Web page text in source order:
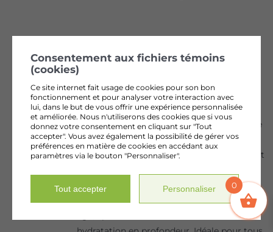
huile de pépins d’argousier
52,00 $
Notre huile de pépin d'argousier biologique
est extraite de fruits cultivés au Québec.
Riche en acides gras essentiels, vitamines et
bienfaits pour la peau : régénération
cellulaire, protection après-soleil, effet anti-
Consentement aux fichiers témoins
(cookies)
Ce site internet fait usage de cookies pour son bon
fonctionnement et pour analyser votre interaction avec
lui, dans le but de vous offrir une expérience personnalisée
et améliorée. Nous n'utiliserons des cookies que si vous
donnez votre consentement en cliquant sur "Tout
accepter". Vous avez également la possibilité de gérer vos
préférences en matière de cookies en accédant aux
paramètres via le bouton "Personnaliser".
Tout accepter Personnaliser 0